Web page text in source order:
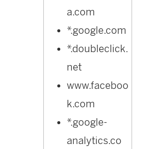
a.com
*.google.com
*.doubleclick.
net
www.faceboo
k.com
*.google-
analytics.co